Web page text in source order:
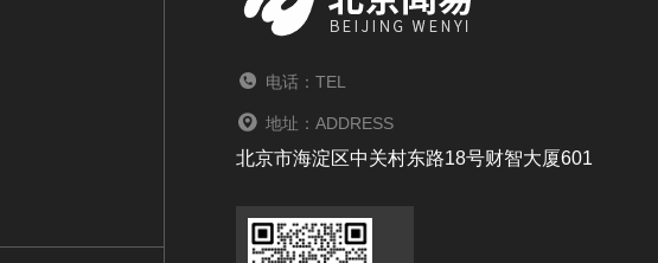
电话：TEL
地址：ADDRESS
北京市海淀区中关村东路18号财智大厦601